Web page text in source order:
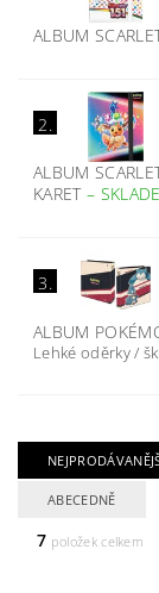
ALBUM
2.
ALBUM
KARET–
3.
ALBUM
Lehké oděrky /
ABECEDNĚ
7 položek celkem